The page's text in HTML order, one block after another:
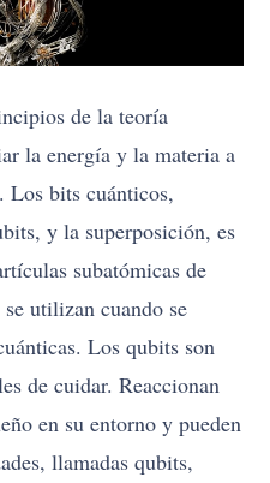
de la teoría
la energía y la materia a
bits cuánticos,
y la superposición, es
subatómicas de
utilizan cuando se
Los qubits son
de cuidar. Reaccionan
en su entorno y pueden
llamadas qubits,